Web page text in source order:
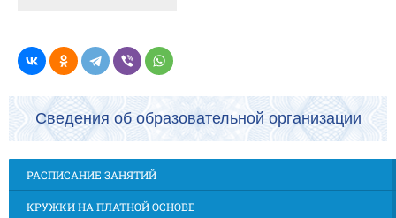
Сведения об образовательной организации
РАСПИСАНИЕ ЗАНЯТИЙ
КРУЖКИ НА ПЛАТНОЙ ОСНОВЕ